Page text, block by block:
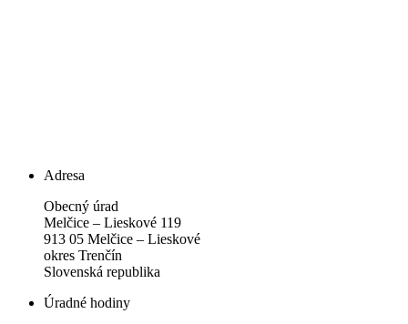
Adresa
Obecný úrad
Melčice – Lieskové 119
913 05 Melčice – Lieskové
okres Trenčín
Slovenská republika
Úradné hodiny